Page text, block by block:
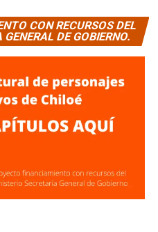
CON RECURSOS DEL
DE GOBIERNO.